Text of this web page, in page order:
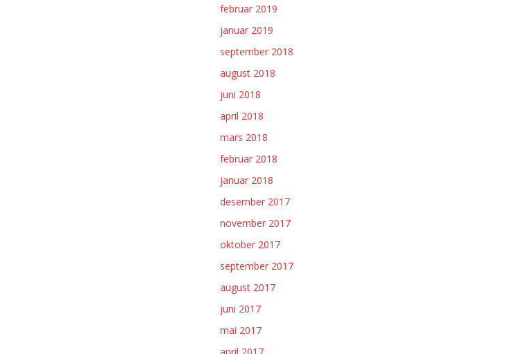
februar 2019
januar 2019
september 2018
august 2018
juni 2018
april 2018
mars 2018
februar 2018
januar 2018
desember 2017
november 2017
oktober 2017
september 2017
august 2017
juni 2017
mai 2017